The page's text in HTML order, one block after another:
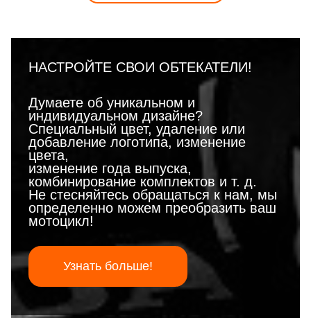
НАСТРОЙТЕ СВОИ ОБТЕКАТЕЛИ!
Думаете об уникальном и
индивидуальном дизайне?
Специальный цвет, удаление или
добавление логотипа, изменение
цвета,
изменение года выпуска,
комбинирование комплектов и т. д.
Не стесняйтесь обращаться к нам, мы
определенно можем преобразить ваш
мотоцикл!
Узнать больше!